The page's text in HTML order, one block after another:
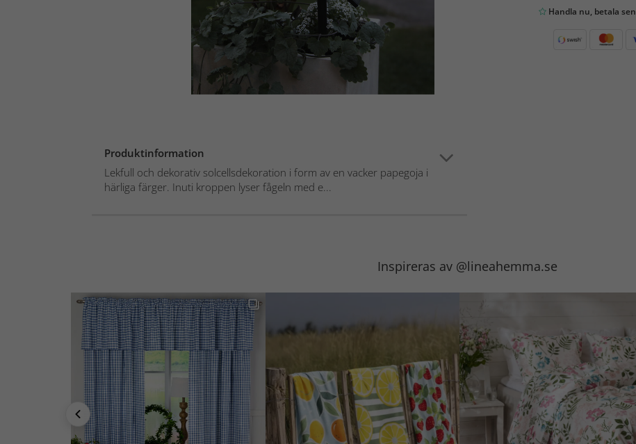
Produktinformation
Lekfull och dekorativ solcellsdekoration i form av en vacker papegoja i
härliga färger. Inuti kroppen lyser fågeln med e...
Handla nu, betala sen
Inspireras av @lineahemma.se